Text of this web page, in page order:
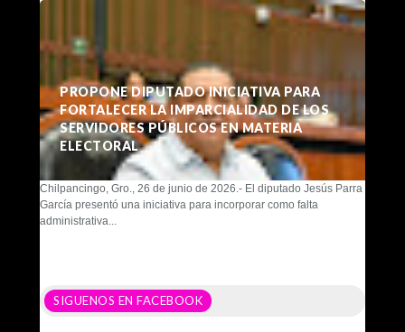
PROPONE DIPUTADO INICIATIVA PARA
FORTALECER LA IMPARCIALIDAD DE LOS
SERVIDORES PÚBLICOS EN MATERIA
ELECTORAL
Chilpancingo, Gro., 26 de junio de 2026.- El diputado Jesús Parra
García presentó una iniciativa para incorporar como falta
administrativa...
SIGUENOS EN FACEBOOK